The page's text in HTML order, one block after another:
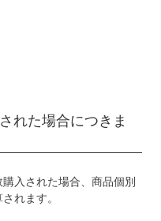
れた場合につきま
入された場合、商品個別
れます。